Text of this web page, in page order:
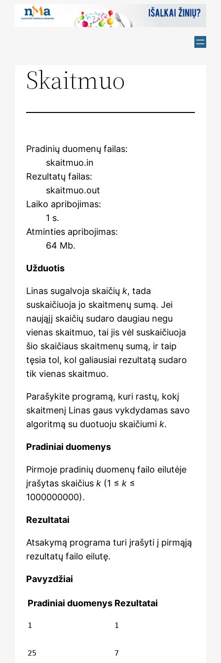
Skaitmuo
Pradinių duomenų failas:
skaitmuo.in
Rezultatų failas:
skaitmuo.out
Laiko apribojimas:
1 s.
Atminties apribojimas:
64 Mb.
Užduotis
Linas sugalvoja skaičių k, tada
suskaičiuoja jo skaitmenų sumą. Jei
naująjį skaičių sudaro daugiau negu
vienas skaitmuo, tai jis vėl suskaičiuoja
šio skaičiaus skaitmenų sumą, ir taip
tęsia tol, kol galiausiai rezultatą sudaro
tik vienas skaitmuo.
Parašykite programą, kuri rastų, kokį
skaitmenį Linas gaus vykdydamas savo
algoritmą su duotuoju skaičiumi k.
Pradiniai duomenys
Pirmoje pradinių duomenų failo eilutėje
įrašytas skaičius k(1 ≤ k≤
1000000000).
Rezultatai
Atsakymą programa turi įrašyti į pirmąją
rezultatų failo eilutę.
Pavyzdžiai
Pradiniai duomenys Rezultatai
1 1
25 7